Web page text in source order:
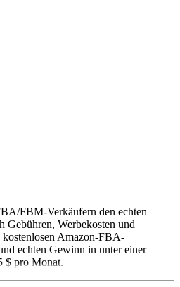
FBM-Verkäufern den echten
Gebühren, Werbekosten und
kostenlosen Amazon-FBA-
echten Gewinn in unter einer
$ pro Monat.